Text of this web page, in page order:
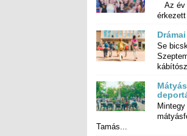
Az év
Se
Tamás...